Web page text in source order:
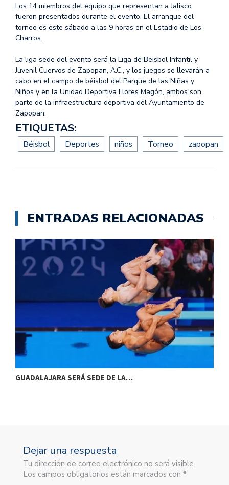
Los 14 miembros del equipo que representan a Jalisco
fueron presentados durante el evento. El arranque del
torneo es este sábado a las 9 horas en el Estadio de Los
Charros.
La liga sede del evento será la Liga de Beisbol Infantil y
Juvenil Cuervos de Zapopan, A.C., y los juegos se llevarán a
cabo en el campo de béisbol del Parque de las Niñas y
Niños y en la Unidad Deportiva Flores Magón, ambos son
parte de la infraestructura deportiva del Ayuntamiento de
Zapopan.
ETIQUETAS:
Béisbol Deportes niños Torneo zapopan
ENTRADAS RELACIONADAS
GUADALAJARA SERÁ SEDE DE LA…
Dejar una respuesta
Tu dirección de correo electrónico no será visible.
Los campos obligatorios están marcados con *